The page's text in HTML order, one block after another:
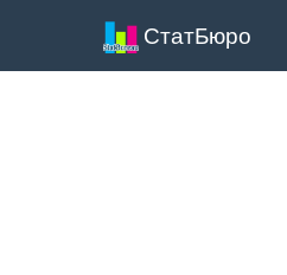
СтатБюро